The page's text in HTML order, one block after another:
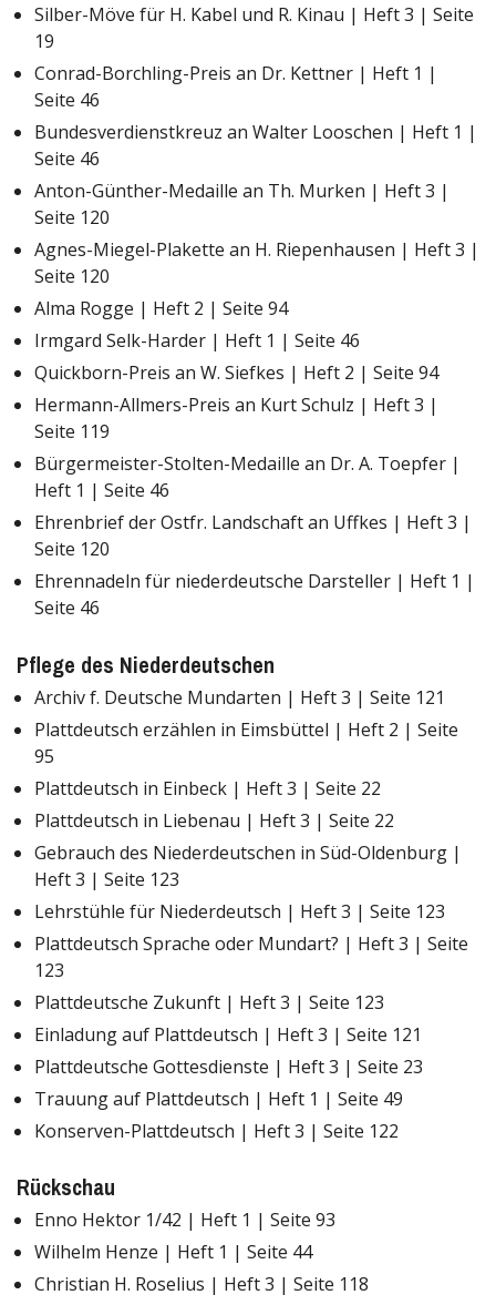
Silber-Möve für H. Kabel und R. Kinau | Heft 3 | Seite
19
Conrad-Borchling-Preis an Dr. Kettner | Heft 1 |
Seite 46
Bundesverdienstkreuz an Walter Looschen | Heft 1 |
Seite 46
Anton-Günther-Medaille an Th. Murken | Heft 3 |
Seite 120
Agnes-Miegel-Plakette an H. Riepenhausen | Heft 3 |
Seite 120
Alma Rogge | Heft 2 | Seite 94
Irmgard Selk-Harder | Heft 1 | Seite 46
Quickborn-Preis an W. Siefkes | Heft 2 | Seite 94
Hermann-Allmers-Preis an Kurt Schulz | Heft 3 |
Seite 119
Bürgermeister-Stolten-Medaille an Dr. A. Toepfer |
Heft 1 | Seite 46
Ehrenbrief der Ostfr. Landschaft an Uffkes | Heft 3 |
Seite 120
Ehrennadeln für niederdeutsche Darsteller | Heft 1 |
Seite 46
Pflege des Niederdeutschen
Archiv f. Deutsche Mundarten | Heft 3 | Seite 121
Plattdeutsch erzählen in Eimsbüttel | Heft 2 | Seite
95
Plattdeutsch in Einbeck | Heft 3 | Seite 22
Plattdeutsch in Liebenau | Heft 3 | Seite 22
Gebrauch des Niederdeutschen in Süd-Oldenburg |
Heft 3 | Seite 123
Lehrstühle für Niederdeutsch | Heft 3 | Seite 123
Plattdeutsch Sprache oder Mundart? | Heft 3 | Seite
123
Plattdeutsche Zukunft | Heft 3 | Seite 123
Einladung auf Plattdeutsch | Heft 3 | Seite 121
Plattdeutsche Gottesdienste | Heft 3 | Seite 23
Trauung auf Plattdeutsch | Heft 1 | Seite 49
Konserven-Plattdeutsch | Heft 3 | Seite 122
Rückschau
Enno Hektor 1/42 | Heft 1 | Seite 93
Wilhelm Henze | Heft 1 | Seite 44
Christian H. Roselius | Heft 3 | Seite 118